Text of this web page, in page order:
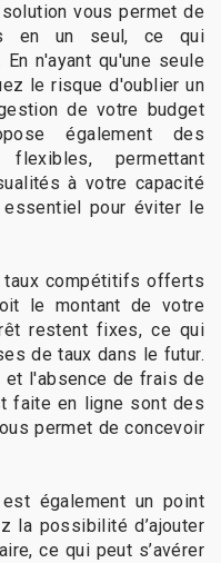
vous permet de
en un seul, ce qui
n'ayant qu'une seule
le risque d'oublier un
de votre budget
également des
permettant
à votre capacité
pour éviter le
taux compétitifs offerts
le montant de votre
restent fixes, ce qui
de taux dans le futur.
et l'absence de frais de
faite en ligne sont des
permet de concevoir
également un point
la possibilité d’ajouter
ce qui peut s’avérer